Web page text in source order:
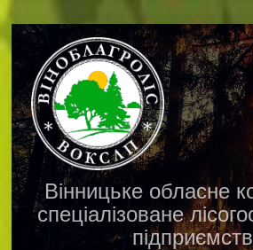
Skip
content
Вінницьке обласне
спеціалізоване